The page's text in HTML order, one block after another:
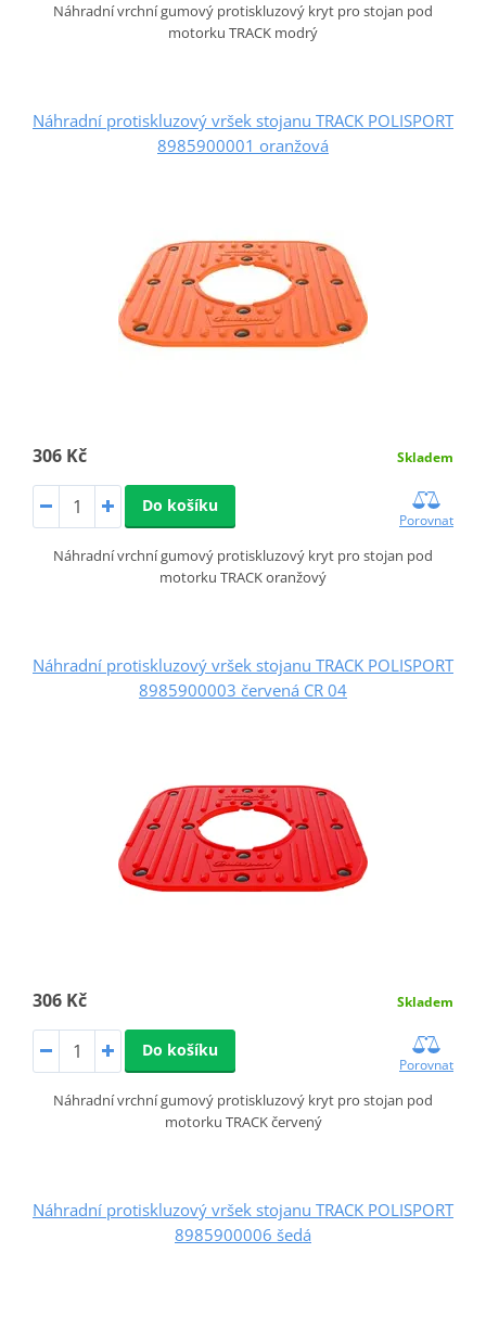
Náhradní vrchní gumový protiskluzový kryt pro stojan pod
motorku TRACK modrý
Náhradní protiskluzový vršek stojanu TRACK POLISPORT
8985900001 oranžová
306 Kč Skladem
Do košíku
Porovnat
Náhradní vrchní gumový protiskluzový kryt pro stojan pod
motorku TRACK oranžový
Náhradní protiskluzový vršek stojanu TRACK POLISPORT
8985900003 červená CR 04
306 Kč Skladem
Do košíku
Porovnat
Náhradní vrchní gumový protiskluzový kryt pro stojan pod
motorku TRACK červený
Náhradní protiskluzový vršek stojanu TRACK POLISPORT
8985900006 šedá